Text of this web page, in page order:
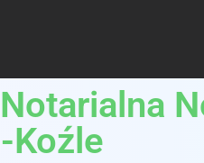
Koźle